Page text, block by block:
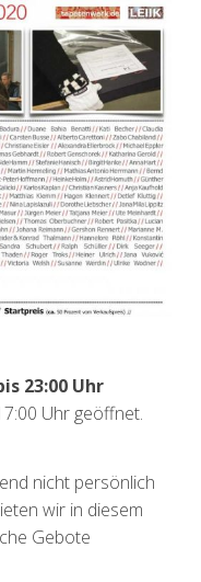
23:00 Uhr
Uhr geöffnet.
nicht persönlich
wir in diesem
Gebote